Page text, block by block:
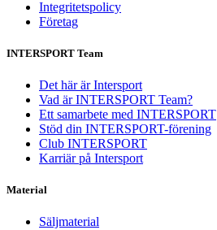
Integritetspolicy
Företag
INTERSPORT Team
Det här är Intersport
Vad är INTERSPORT Team?
Ett samarbete med INTERSPORT
Stöd din INTERSPORT-förening
Club INTERSPORT
Karriär på Intersport
Material
Säljmaterial